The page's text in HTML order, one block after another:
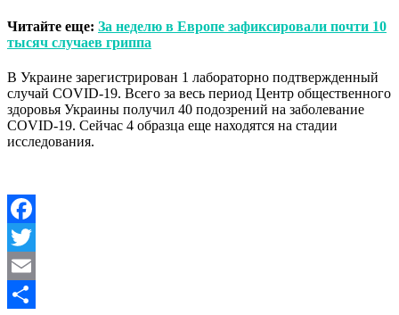
Читайте еще: За неделю в Европе зафиксировали почти 10
тысяч случаев гриппа
В Украине зарегистрирован 1 лабораторно подтвержденный
случай COVID-19. Всего за весь период Центр общественного
здоровья Украины получил 40 подозрений на заболевание
COVID-19. Сейчас 4 образца еще находятся на стадии
исследования.
Facebook
Twitter
Email